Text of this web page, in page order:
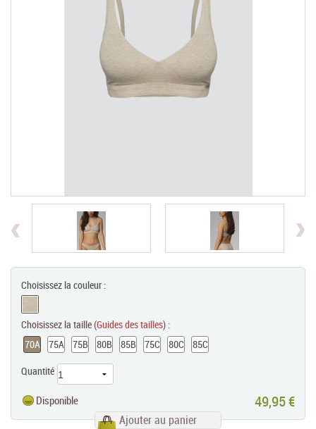
Choisissez la couleur :
Choisissez la taille (Guides des tailles) :
70A
75A 75B 80B 85B 75C 80C
85C
Quantité
Disponible 49,95 €
Ajouter au panier